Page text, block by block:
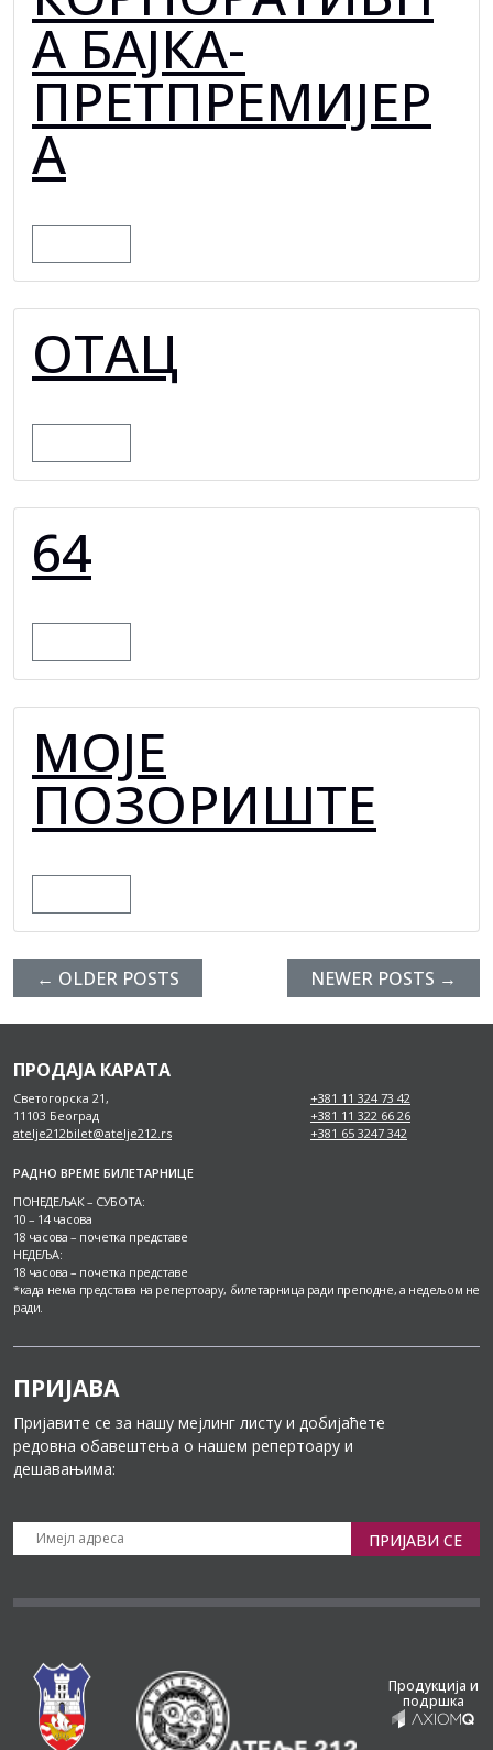
А БАЈКА-
ПРЕТПРЕМИЈЕР
А
ОТАЦ
64
МОЈЕ
ПОЗОРИШТЕ
← OLDER POSTS NEWER POSTS →
ПРОДАЈА КАРАТА
Светогорска 21,
11103 Београд
atelje212bilet@atelje212.rs
+381 11 324 73 42
+381 11 322 66 26
+381 65 3247 342
РАДНО ВРЕМЕ БИЛЕТАРНИЦЕ
ПОНЕДЕЉАК – СУБОТА:
10 – 14 часова
18 часова – почетка представе
НЕДЕЉА:
18 часова – почетка представе
*када нема представа на репертоару, билетарница ради преподне, а недељом не
ради.
ПРИЈАВА
Пријавите се за нашу мејлинг листу и добијаћете
редовна обавештења о нашем репертоару и
дешавањима:
ПРИЈАВИ СЕ
Продукција и
подршка